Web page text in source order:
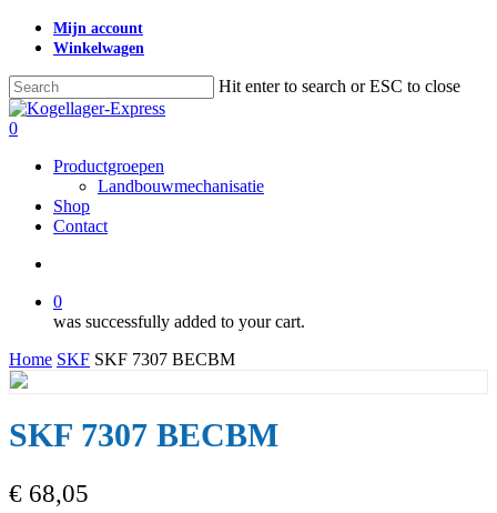
Skip
content
Mijn account
Winkelwagen
Hit enter to search or ESC to close
Close
Search
search
0
Productgroepen
Landbouwmechanisatie
Shop
Contact
0
was successfully added to your cart.
Home SKF SKF 7307 BECBM
SKF 7307 BECBM
€ 68,05